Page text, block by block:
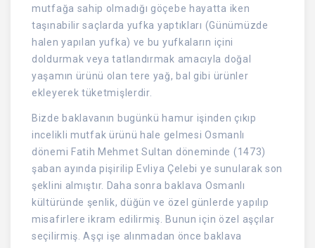
mutfağa sahip olmadığı göçebe hayatta iken
taşınabilir saçlarda yufka yaptıkları (Günümüzde
halen yapılan yufka) ve bu yufkaların içini
doldurmak veya tatlandırmak amacıyla doğal
yaşamın ürünü olan tere yağ, bal gibi ürünler
ekleyerek tüketmişlerdir.
Bizde baklavanın bugünkü hamur işinden çıkıp
incelikli mutfak ürünü hale gelmesi Osmanlı
dönemi Fatih Mehmet Sultan döneminde (1473)
şaban ayında pişirilip Evliya Çelebi ye sunularak son
şeklini almıştır. Daha sonra baklava Osmanlı
kültüründe şenlik, düğün ve özel günlerde yapılıp
misafirlere ikram edilirmiş. Bunun için özel aşçılar
seçilirmiş. Aşçı işe alınmadan önce baklava